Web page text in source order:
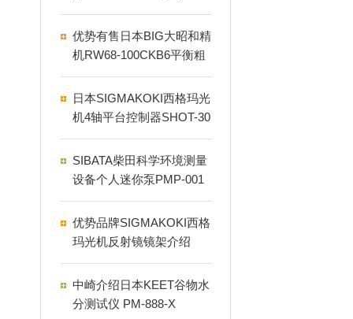
优势有售日本BIG大昭和精
机RW68-100CKB6平衡粗
镗头
日本SIGMAKOKI西格玛光
机4轴平台控制器SHOT-30
4GS
SIBATA柴田科学环境测量
设备个人迷你泵PMP-001
优势品牌SIGMAKOKI西格
玛光机反射镜镜架介绍
中崎介绍日本KEET谷物水
分测试仪 PM-888-X